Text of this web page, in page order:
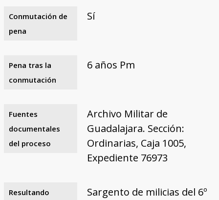
Conmutación de
pena
Sí
Pena tras la
conmutación
6 años Pm
Fuentes
documentales
del proceso
Archivo Militar de
Guadalajara. Sección:
Ordinarias, Caja 1005,
Expediente 76973
Resultando
Sargento de milicias del 6º